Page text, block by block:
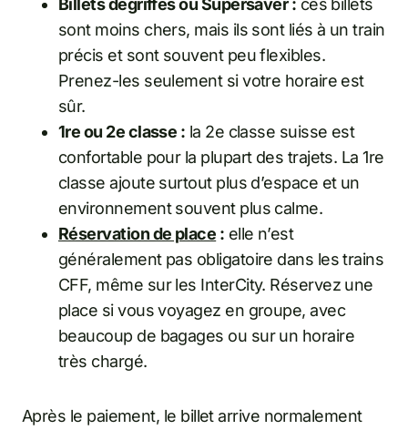
Billets dégriffés ou Supersaver : ces billets
sont moins chers, mais ils sont liés à un train
précis et sont souvent peu flexibles.
Prenez-les seulement si votre horaire est
sûr.
1re ou 2e classe : la 2e classe suisse est
confortable pour la plupart des trajets. La 1re
classe ajoute surtout plus d’espace et un
environnement souvent plus calme.
Réservation de place : elle n’est
généralement pas obligatoire dans les trains
CFF, même sur les InterCity. Réservez une
place si vous voyagez en groupe, avec
beaucoup de bagages ou sur un horaire
très chargé.
Après le paiement, le billet arrive normalement